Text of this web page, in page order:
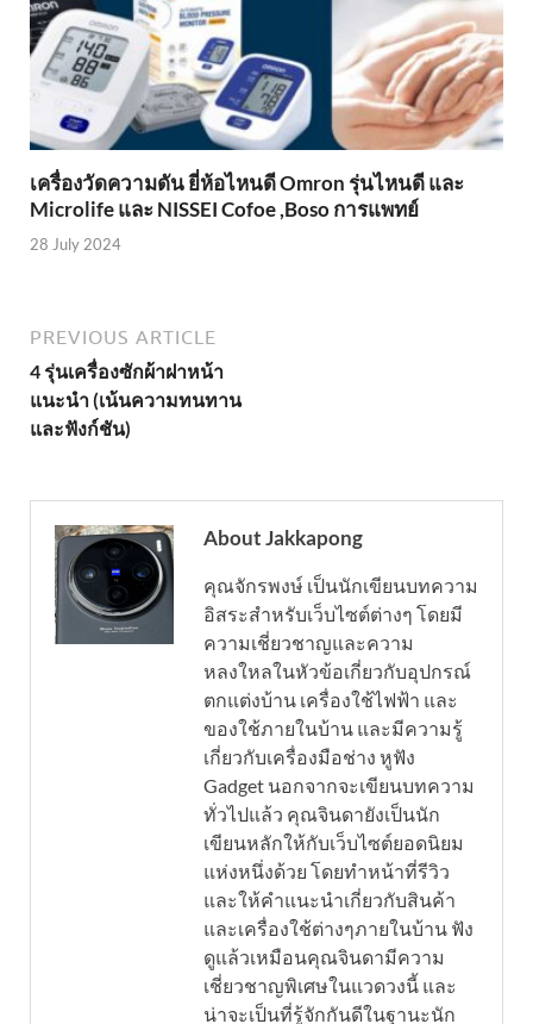
เครื่องวัดความดัน ยี่ห้อไหนดี Omron รุ่นไหนดี และ
Microlife และ NISSEI Cofoe ,Boso การแพทย์
28 July 2024
PREVIOUS ARTICLE
4 รุ่นเครื่องซักผ้าฝาหน้า
แนะนำ (เน้นความทนทาน
และฟังก์ชัน)
About Jakkapong
คุณจักรพงษ์ เป็นนักเขียนบทความ
อิสระสำหรับเว็บไซต์ต่างๆ โดยมี
ความเชี่ยวชาญและความ
หลงใหลในหัวข้อเกี่ยวกับอุปกรณ์
ตกแต่งบ้าน เครื่องใช้ไฟฟ้า และ
ของใช้ภายในบ้าน และมีความรู้
เกี่ยวกับเครื่องมือช่าง หูฟัง
Gadget นอกจากจะเขียนบทความ
ทั่วไปแล้ว คุณจินดายังเป็นนัก
เขียนหลักให้กับเว็บไซต์ยอดนิยม
แห่งหนึ่งด้วย โดยทำหน้าที่รีวิว
และให้คำแนะนำเกี่ยวกับสินค้า
และเครื่องใช้ต่างๆภายในบ้าน ฟัง
ดูแล้วเหมือนคุณจินดามีความ
เชี่ยวชาญพิเศษในแวดวงนี้ และ
น่าจะเป็นที่รู้จักกันดีในฐานะนัก